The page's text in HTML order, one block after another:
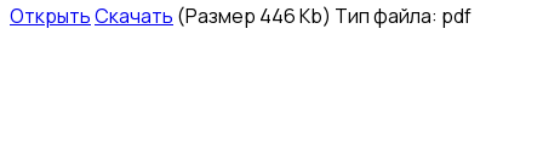
ОткрытьСкачать (Размер 446 Kb) Тип файла: pdf